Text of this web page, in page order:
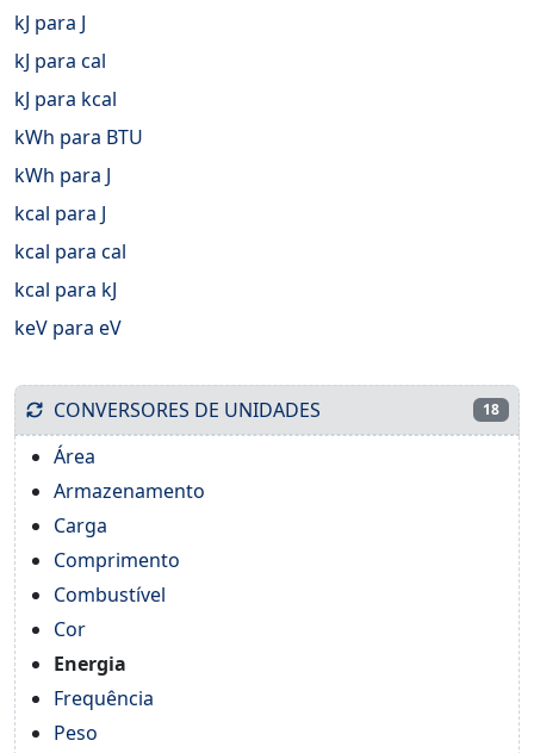
kJ para J
kJ para cal
kJ para kcal
kWh para BTU
kWh para J
kcal para J
kcal para cal
kcal para kJ
keV para eV
CONVERSORES DE UNIDADES 18
Área
Armazenamento
Carga
Comprimento
Combustível
Cor
Energia
Frequência
Peso